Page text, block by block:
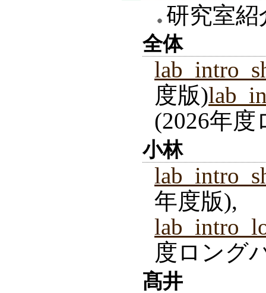
研究室
全体
度版)
(2026年
小林
年度版),
度ロング
髙井